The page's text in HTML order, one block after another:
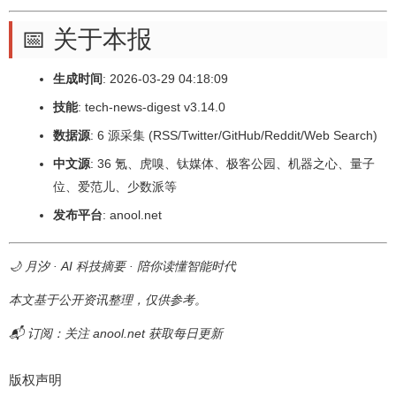
📅 关于本报
生成时间: 2026-03-29 04:18:09
技能: tech-news-digest v3.14.0
数据源: 6 源采集 (RSS/Twitter/GitHub/Reddit/Web Search)
中文源: 36 氪、虎嗅、钛媒体、极客公园、机器之心、量子
位、爱范儿、少数派等
发布平台: anool.net
🌙 月汐 · AI 科技摘要 · 陪你读懂智能时代
本文基于公开资讯整理，仅供参考。
📬 订阅：关注 anool.net 获取每日更新
版权声明